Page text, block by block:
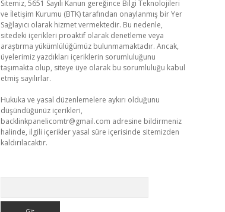
Sitemiz, 5651 Sayılı Kanun gereğince Bilgi Teknolojileri
ve İletişim Kurumu (BTK) tarafından onaylanmış bir Yer
Sağlayıcı olarak hizmet vermektedir. Bu nedenle,
sitedeki içerikleri proaktif olarak denetleme veya
araştırma yükümlülüğümüz bulunmamaktadır. Ancak,
üyelerimiz yazdıkları içeriklerin sorumluluğunu
taşımakta olup, siteye üye olarak bu sorumluluğu kabul
etmiş sayılırlar.
Hukuka ve yasal düzenlemelere aykırı olduğunu
düşündüğünüz içerikleri,
backlinkpanelicomtr@gmail.com adresine bildirmeniz
halinde, ilgili içerikler yasal süre içerisinde sitemizden
kaldırılacaktır.